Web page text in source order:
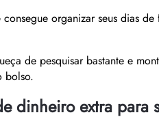
organizar seus dias
de pesquisar bastante e
bolso.
dinheiro extra para